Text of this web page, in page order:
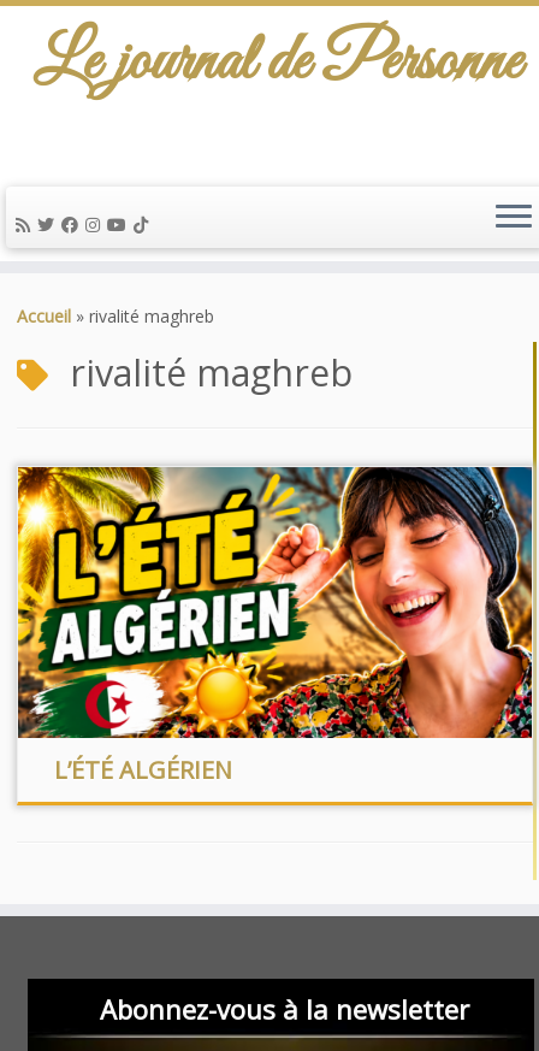
au
Le journal de Personne
Accueil » rivalité maghreb
rivalité maghreb
L’ÉTÉ ALGÉRIEN
Abonnez-vous à la newsletter